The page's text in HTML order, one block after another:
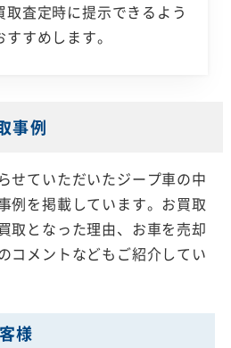
査定時に提示できるよう
すめします。
事例
せていただいたジープ車の中
例を掲載しています。お買取
取となった理由、お車を売却
コメントなどもご紹介してい
様